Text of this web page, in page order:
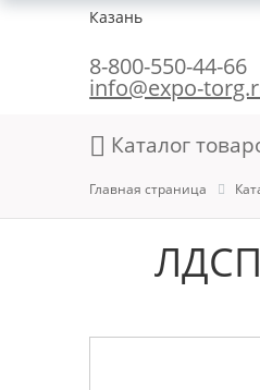
Казань
8-800-550-44-66
info@expo-
Каталог
Главная страница
ЛДСП